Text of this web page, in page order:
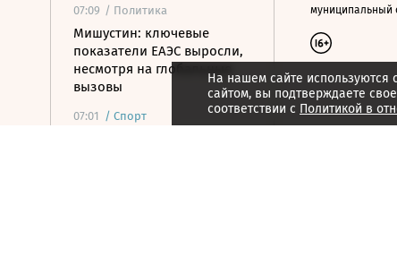
07:09 / Политика
Мишустин: ключевые
показатели ЕАЭС выросли,
несмотря на глобальные
вызовы
07:01 / Спорт
На нашем сайте используются
сайтом, вы подтверждаете свое
соответствии с Политикой в
муниципальный